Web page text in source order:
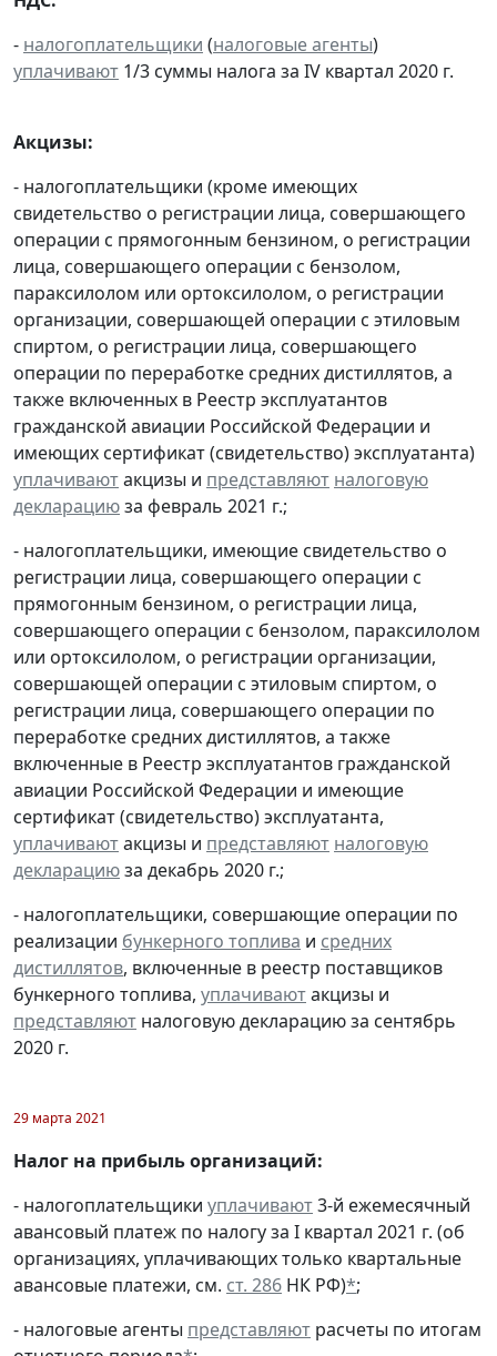
- налогоплательщики (налоговые агенты)
уплачивают 1/3 суммы налога за IV квартал 2020 г.
Акцизы:
- налогоплательщики (кроме имеющих
свидетельство о регистрации лица, совершающего
операции с прямогонным бензином, о регистрации
лица, совершающего операции с бензолом,
параксилолом или ортоксилолом, о регистрации
организации, совершающей операции с этиловым
спиртом, о регистрации лица, совершающего
операции по переработке средних дистиллятов, а
также включенных в Реестр эксплуатантов
гражданской авиации Российской Федерации и
имеющих сертификат (свидетельство) эксплуатанта)
уплачиваютакцизы и представляют налоговую
декларациюза февраль 2021 г.;
- налогоплательщики, имеющие свидетельство о
регистрации лица, совершающего операции с
прямогонным бензином, о регистрации лица,
совершающего операции с бензолом, параксилолом
или ортоксилолом, о регистрации организации,
совершающей операции с этиловым спиртом, о
регистрации лица, совершающего операции по
переработке средних дистиллятов, а также
включенные в Реестр эксплуатантов гражданской
авиации Российской Федерации и имеющие
сертификат (свидетельство) эксплуатанта,
уплачиваютакцизы и представляют налоговую
декларациюза декабрь 2020 г.;
- налогоплательщики, совершающие операции по
реализации бункерного топлива и средних
дистиллятов, включенные в реестр поставщиков
бункерного топлива, уплачиваютакцизы и
представляют налоговую декларацию за сентябрь
2020 г.
29 марта 2021
Налог на прибыль организаций:
- налогоплательщики уплачивают3-й ежемесячный
авансовый платеж по налогу за I квартал 2021 г. (об
организациях, уплачивающих только квартальные
авансовые платежи, см. ст. 286 НК РФ)*;
- налоговые агенты представляют расчеты по итогам